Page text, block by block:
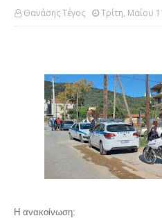
Θανάσης Τέγος Τρίτη, Μαΐου
Η ανακοίνωση: